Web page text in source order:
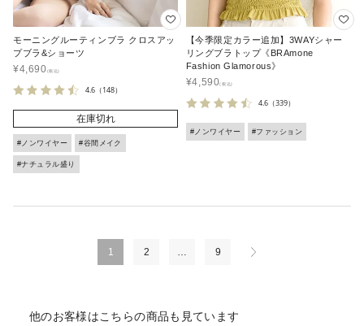
モーニングルーティンブラ クロスアッ
プブラ&ショーツ
¥4,690
4.6 （148）
在庫切れ
#ノンワイヤー #谷間メイク
#ナチュラル盛り
【今季限定カラー追加】3WAYシャー
リングブラトップ《BRAmone
Fashion Glamorous》
¥4,590
4.6（339）
#ノンワイヤー #ファッション
1 2 9
他のお客様はこちらの商品も見ています